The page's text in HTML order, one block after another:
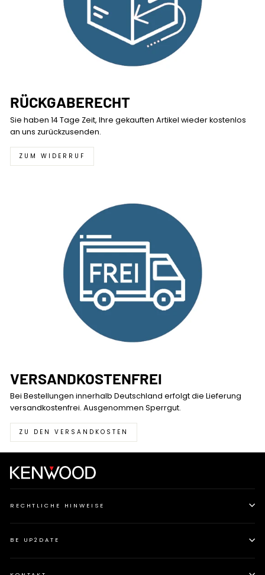
RÜCKGABERECHT
Sie haben 14 Tage Zeit, Ihre gekauften Artikel wieder kostenlos
an uns zurückzusenden.
ZUM WIDERRUF
VERSANDKOSTENFREI
Bei Bestellungen innerhalb Deutschland erfolgt die Lieferung
versandkostenfrei. Ausgenommen Sperrgut.
ZU DEN VERSANDKOSTEN
RECHTLICHE HINWEISE
BE UP2DATE